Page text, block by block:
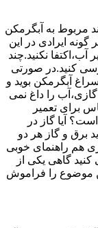
مربوط به آبگرمکن
ایرادی در این
نکنید.چند
کنید.در صورتی
آبگرمکن بوید و
را داغ نمی
برای تعمیر
آیا گاز در
برق و گاز هر دو
هم راهنمای خوبی
گاهی یکی از
موضوع را فراموش